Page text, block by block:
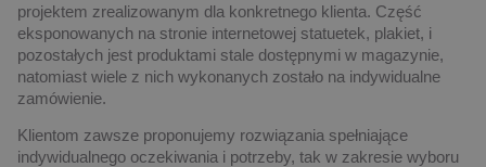
projektem zrealizowanym dla konkretnego klienta. Część
eksponowanych na stronie internetowej statuetek, plakiet, i
pozostałych jest produktami stale dostępnymi w magazynie,
natomiast wiele z nich wykonanych zostało na indywidualne
zamówienie.
Klientom zawsze proponujemy rozwiązania spełniające
indywidualnego oczekiwania i potrzeby, tak w zakresie wyboru